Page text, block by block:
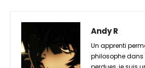
Andy R
Un apprenti
philosophe dans